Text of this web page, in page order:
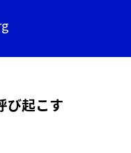
び起こす